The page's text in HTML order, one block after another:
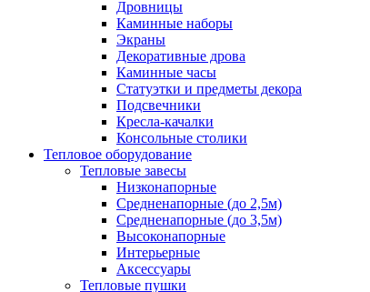
Дровницы
Каминные наборы
Экраны
Декоративные дрова
Каминные часы
Статуэтки и предметы декора
Подсвечники
Кресла-качалки
Консольные столики
Тепловое оборудование
Тепловые завесы
Низконапорные
Средненапорные (до 2,5м)
Средненапорные (до 3,5м)
Высоконапорные
Интерьерные
Аксессуары
Тепловые пушки